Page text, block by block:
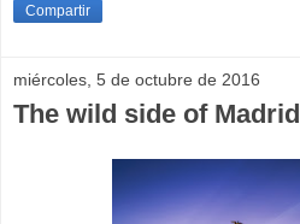
Compartir
miércoles, 5 de octubre de 2016
The wild side of Madrid